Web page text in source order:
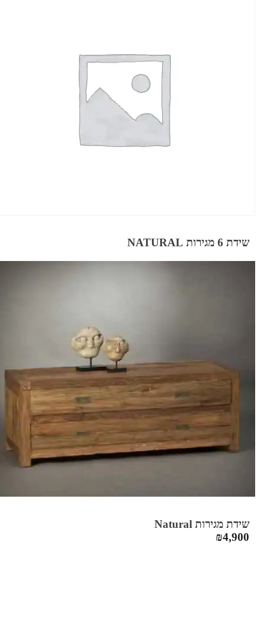
שידת 6 מגירות NATURAL
שידת מגירות Natural
₪4,900